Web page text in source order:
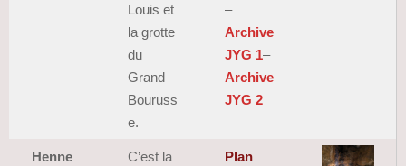
Louis et
la grotte
du
Grand
Bouruss
e.
–
Archive
JYG 1–
Archive
JYG 2
Henne
C’est la
Plan